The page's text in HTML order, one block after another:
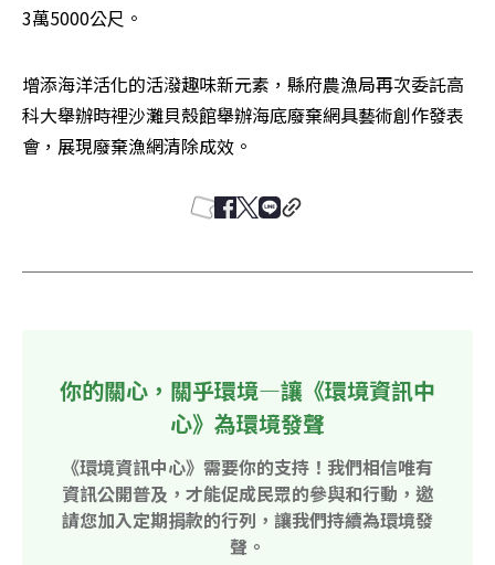
3萬5000公尺。
增添海洋活化的活潑趣味新元素，縣府農漁局再次委託高
科大舉辦時裡沙灘貝殼館舉辦海底廢棄網具藝術創作發表
會，展現廢棄漁網清除成效。
你的關心，關乎環境—讓《環境資訊中
心》為環境發聲
《環境資訊中心》需要你的支持！我們相信唯有
資訊公開普及，才能促成民眾的參與和行動，邀
請您加入定期捐款的行列，讓我們持續為環境發
聲。